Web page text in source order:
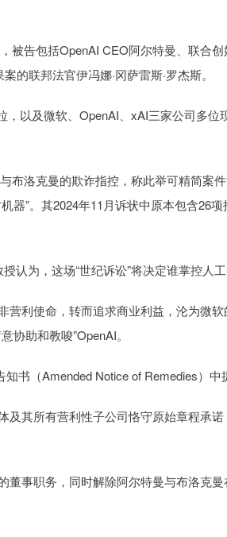
告包括OpenAI CEO阿尔特曼、联合创
的联邦法官伊冯娜·冈萨雷斯·罗杰斯。
以及微软、OpenAI、xAI三家公司多位
洛克曼的欺诈指控，称此举可精简案
器”。其2024年11月诉状中原本包含26
为，这场“世纪诉讼”将决定谁掌控人工
利使命，转而追求商业利益，沦为微软
协助和教唆”OpenAI。
（Amended Notice of Remedies）中
其所有营利性子公司恪守原始章程承诺
事职务，同时解除阿尔特曼与布洛克曼